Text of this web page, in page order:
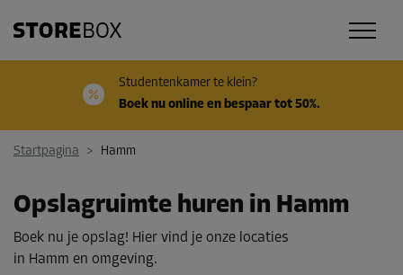
Studentenkamer te klein?
Boek nu online en bespaar tot 50%.
Startpagina > Hamm
Opslagruimte huren in Hamm
Boek nu je opslag! Hier vind je onze locaties
in Hamm en omgeving.